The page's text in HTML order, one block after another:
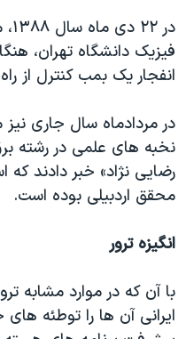
فيزيک دانشگاه تهران،
انفجار یک بمب کنترل از
در مردادماه سال جاری نیز
نخبه های علمی در رشته
رضایی نژاد» خبر دادند
محقق اردبیلی بوده است.
انگیزه ترور
با آن که در موارد مشابه
ایرانی آن ها را توطئه